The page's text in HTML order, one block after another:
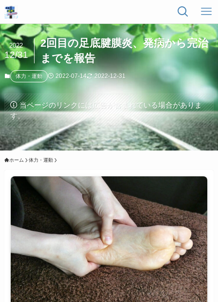
2回目の足底腱膜炎、発病から完治
までを報告
2022
12/31
体力・運動 2022-07-14 2022-12-31
当ページのリンクには広告が含まれている場合がありま
す。
ホーム 体力・運動